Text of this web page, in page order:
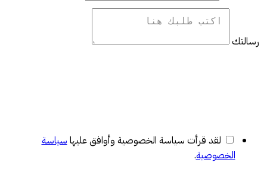
رسالتك
لقد قرأت سياسة الخصوصية وأوافق عليها سياسة
الخصوصية.